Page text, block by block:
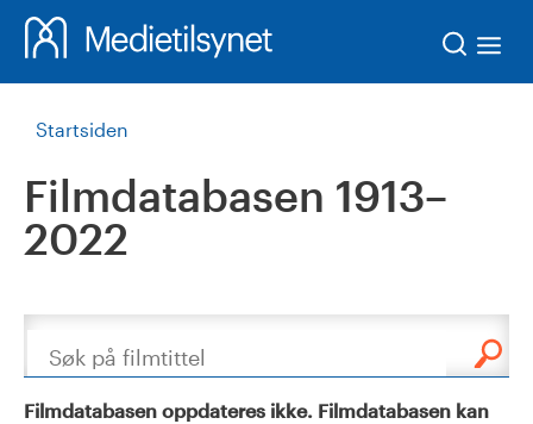
Startsiden
Filmdatabasen 1913–
2022
Søk
Filmdatabasen oppdateres ikke. Filmdatabasen kan